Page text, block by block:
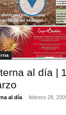
al día |
al día - febrero 28,